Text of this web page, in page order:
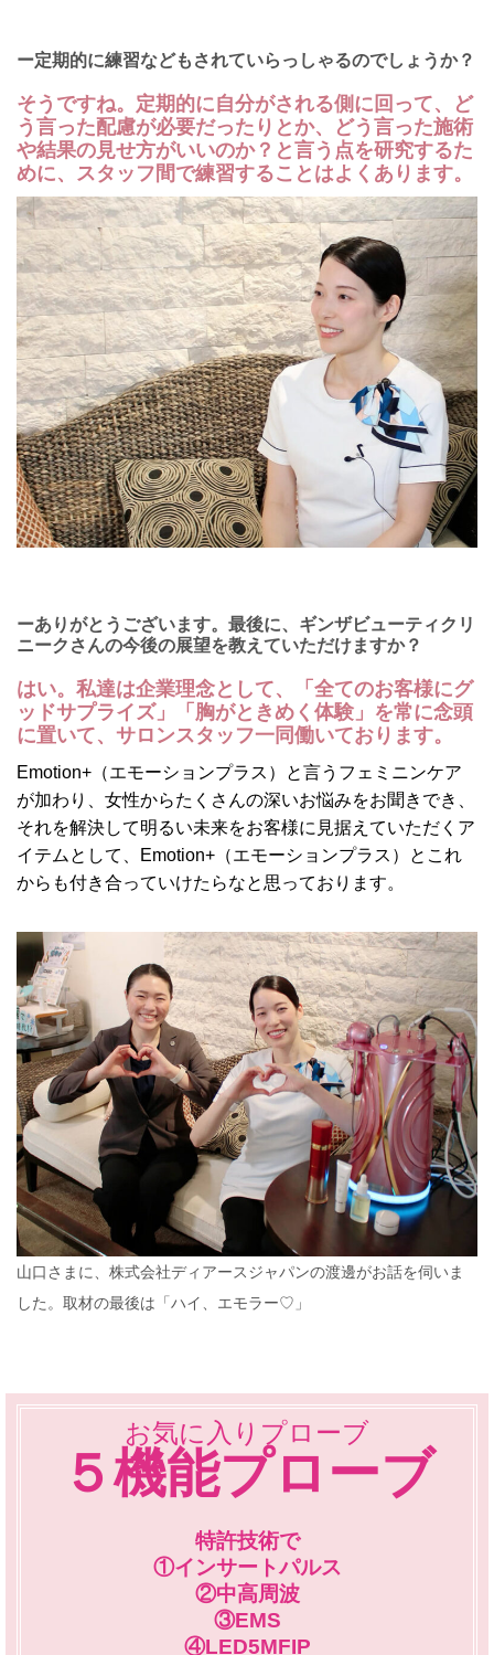
ー定期的に練習などもされていらっしゃるのでしょうか？
そうですね。定期的に自分がされる側に回って、ど
う言った配慮が必要だったりとか、どう言った施術
や結果の見せ方がいいのか？と言う点を研究するた
めに、スタッフ間で練習することはよくあります。
ーありがとうございます。最後に、ギンザビューティクリ
ニークさんの今後の展望を教えていただけますか？
はい。私達は企業理念として、「全てのお客様にグ
ッドサプライズ」「胸がときめく体験」を常に念頭
に置いて、サロンスタッフ一同働いております。
Emotion+（エモーションプラス）と言うフェミニンケア
が加わり、女性からたくさんの深いお悩みをお聞きでき、
それを解決して明るい未来をお客様に見据えていただくア
イテムとして、Emotion+（エモーションプラス）とこれ
からも付き合っていけたらなと思っております。
山口さまに、株式会社ディアースジャパンの渡邊がお話を伺いま
した。取材の最後は「ハイ、エモラー♡」
お気に入りプローブ
５機能プローブ
特許技術で
①インサートパルス
②中高周波
③EMS
④LED5MFIP